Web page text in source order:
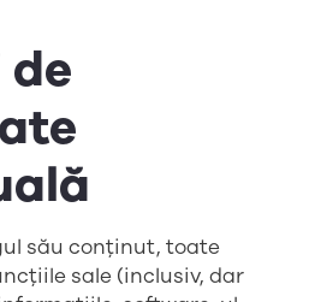
său conținut, toate
sale (inclusiv, dar